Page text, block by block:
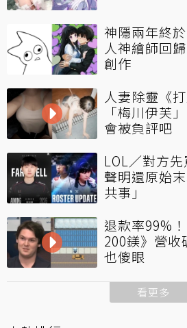
神隱兩年終
人神繪師回
創作
人妻除靈《
「梅川伊芙
會被負評吧
LOL／對方
聲明還原始
共事」
退款率99%
200鎂》營收
也傻眼
看更多